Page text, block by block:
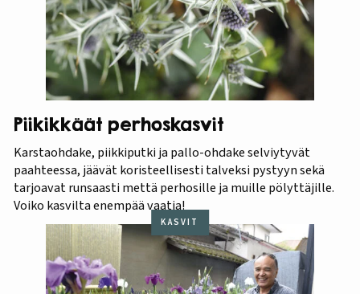
Piikikkäät perhoskasvit
Karstaohdake, piikkiputki ja pallo-ohdake selviytyvät
paahteessa, jäävät koristeellisesti talveksi pystyyn sekä
tarjoavat runsaasti mettä perhosille ja muille pölyttäjille.
Voiko kasvilta enempää vaatia!
KASVIT